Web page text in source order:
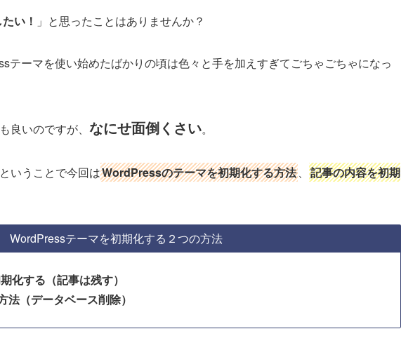
い！ 」と思ったことはありませんか？
テーマを使い始めたばかりの頃は色々と手を加えすぎてごちゃごちゃになっ
良いのですが、 なにせ面倒くさい。
いうことで今回はWordPressのテーマを初期化する方法、 記事の内容を初期
WordPressテーマを初期化する２つの方法
化する（記事は残す）
（データベース削除）